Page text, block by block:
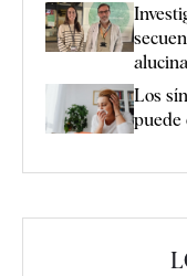
Los
puede